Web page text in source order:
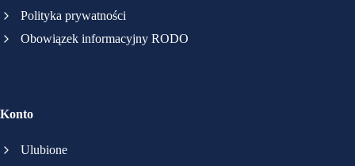
Polityka prywatności
Obowiązek informacyjny RODO
Konto
Ulubione